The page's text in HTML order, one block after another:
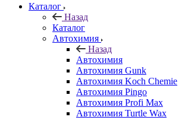
Каталог
Назад
Каталог
Автохимия
Назад
Автохимия
Автохимия Gunk
Автохимия Koch Chemie
Автохимия Pingo
Автохимия Profi Max
Автохимия Turtle Wax